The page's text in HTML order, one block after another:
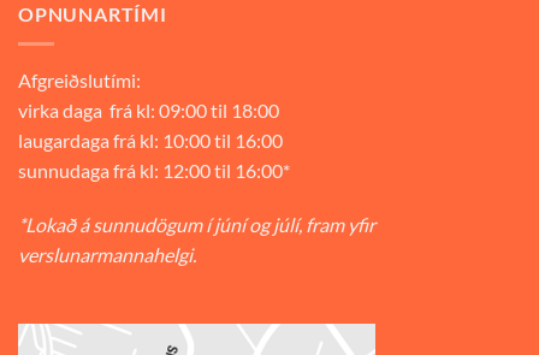
OPNUNARTÍMI
Afgreiðslutími:
virka daga frá kl: 09:00 til 18:00
laugardaga frá kl: 10:00 til 16:00
sunnudaga frá kl: 12:00 til 16:00*
*Lokað á sunnudögum í júní og júlí, fram yfir
verslunarmannahelgi.